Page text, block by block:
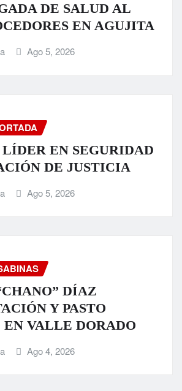
DE SALUD AL
EN AGUJITA
Ago 5, 2026
EN SEGURIDAD
DE JUSTICIA
Ago 5, 2026
DÍAZ
Y PASTO
VALLE DORADO
Ago 4, 2026